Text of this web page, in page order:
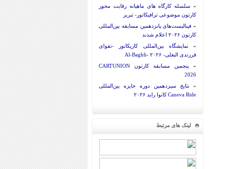
» سلسله کارگاه های ماهیانه رقابت محور
کارتون موضوعی ترافیکاتور- تبریز
» فینالیست‌های پانزدهمین مسابقه بین‌المللی
کارتون ۲۰۲۶ اعلام شدند
» نمایشگاه بین‌المللی کاریکاتور -تقوای
فرزندی البغلی- Al-Baghli- ۲۰۲۶
»
پنجمین مسابقه کارتون CARTUNION
2026
» نتایج سیزدهمین دوره جایزه بین‌المللی
Caneva Ride کانوا راید ۲۰۲۶
لینک های مرتبط